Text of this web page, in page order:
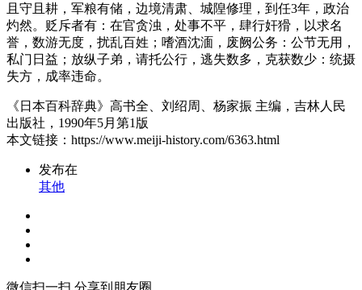
且守且耕，军粮有储，边境清肃、城隍修理，到任3年，政治
灼然。贬斥者有：在官贪浊，处事不平，肆行奸猾，以求名
誉，数游无度，扰乱百姓；嗜酒沈湎，废阙公务：公节无用，
私门日益；放纵子弟，请托公行，逃失数多，克获数少：统摄
失方，成率违命。
《日本百科辞典》高书全、刘绍周、杨家振 主编，吉林人民
出版社，1990年5月第1版
本文链接：https://www.meiji-history.com/6363.html
发布在
其他
微信扫一扫,分享到朋友圈